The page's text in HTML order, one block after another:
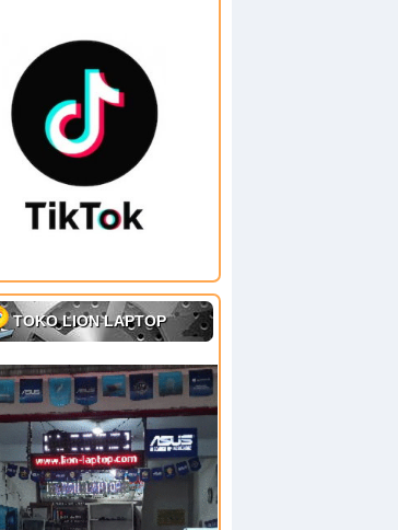
TOKO LION LAPTOP